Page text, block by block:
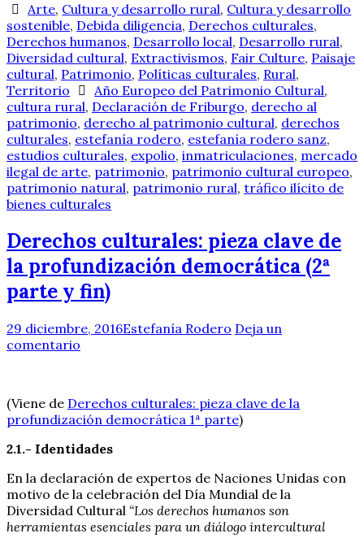
Arte, Cultura y desarrollo rural, Cultura y desarrollo
sostenible, Debida diligencia, Derechos culturales,
Derechos humanos, Desarrollo local, Desarrollo rural,
Diversidad cultural, Extractivismos, Fair Culture, Paisaje
cultural, Patrimonio, Políticas culturales, Rural,
Territorio
Año Europeo del Patrimonio Cultural,
cultura rural, Declaración de Friburgo, derecho al
patrimonio, derecho al patrimonio cultural, derechos
culturales, estefanía rodero, estefanía rodero sanz,
estudios culturales, expolio, inmatriculaciones, mercado
ilegal de arte, patrimonio, patrimonio cultural europeo,
patrimonio natural, patrimonio rural, tráfico ilícito de
bienes culturales
Derechos culturales: pieza clave de
la profundización democrática (2ª
parte y fin)
29 diciembre, 2016Estefanía Rodero Deja un
comentario
(Viene de Derechos culturales: pieza clave de la
profundización democrática 1ª parte)
2.1.- Identidades
En la declaración de expertos de Naciones Unidas con
motivo de la celebración del Día Mundial de la
Diversidad Cultural “Los derechos humanos son
herramientas esenciales para un diálogo intercultural